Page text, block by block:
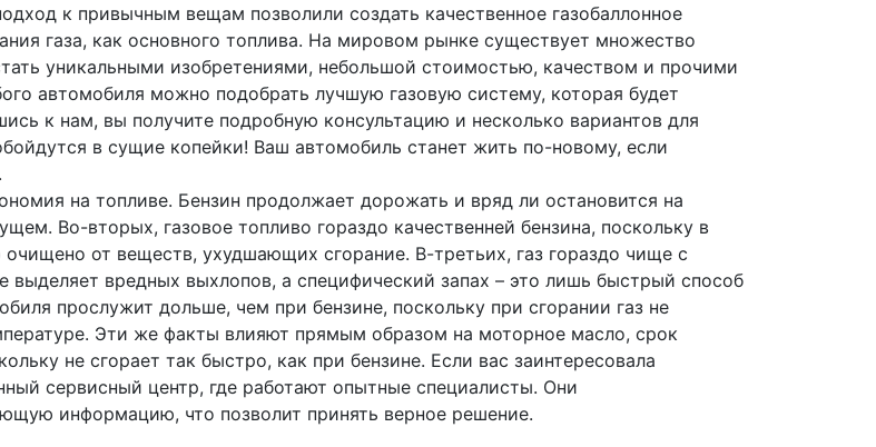
к привычным вещам позволили создать качественное газобаллонное
газа, как основного топлива. На мировом рынке существует множество
уникальными изобретениями, небольшой стоимостью, качеством и прочими
автомобиля можно подобрать лучшую газовую систему, которая будет
к нам, вы получите подробную консультацию и несколько вариантов для
в сущие копейки! Ваш автомобиль станет жить по-новому, если
на топливе. Бензин продолжает дорожать и вряд ли остановится на
Во-вторых, газовое топливо гораздо качественней бензина, поскольку в
от веществ, ухудшающих сгорание. В-третьих, газ гораздо чище с
выделяет вредных выхлопов, а специфический запах – это лишь быстрый способ
прослужит дольше, чем при бензине, поскольку при сгорании газ не
Эти же факты влияют прямым образом на моторное масло, срок
не сгорает так быстро, как при бензине. Если вас заинтересовала
сервисный центр, где работают опытные специалисты. Они
информацию, что позволит принять верное решение.